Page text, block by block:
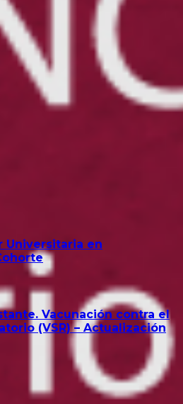
Universitaria en
Vacunación contra el
(VSR) – Actualización